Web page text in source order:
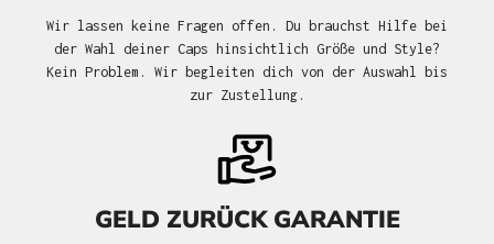
Wir lassen keine Fragen offen. Du brauchst Hilfe bei
der Wahl deiner Caps hinsichtlich Größe und Style?
Kein Problem. Wir begleiten dich von der Auswahl bis
zur Zustellung.
GELD ZURÜCK GARANTIE